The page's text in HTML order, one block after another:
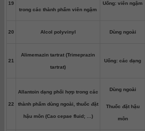
19
trong các thành phẩm viên ngậm
Uống: viên ngậm
20 Alcol polyvinyl Dùng ngoài
21
Alimemazin tartrat (Trimeprazin
tartrat)
Uống: các dạng
22
Allantoin dạng phối hợp trong các
thành phẩm dùng ngoài, thuốc đặt
hậu môn (Cao cepae fluid; …)
Dùng ngoài
Thuốc đặt hậu
môn